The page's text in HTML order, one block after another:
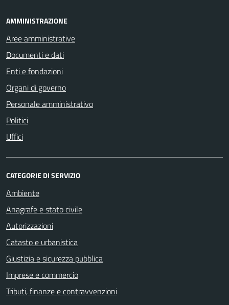
AMMINISTRAZIONE
Aree amministrative
Documenti e dati
Enti e fondazioni
Organi di governo
Personale amministrativo
Politici
Uffici
CATEGORIE DI SERVIZIO
Ambiente
Anagrafe e stato civile
Autorizzazioni
Catasto e urbanistica
Giustizia e sicurezza pubblica
Imprese e commercio
Tributi, finanze e contravvenzioni